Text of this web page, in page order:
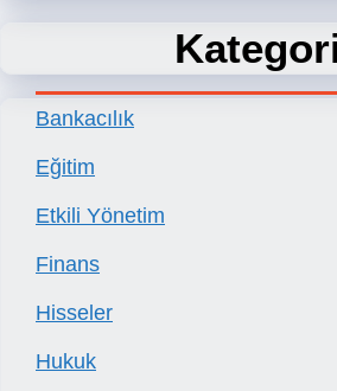
Bankacılık
Eğitim
Etkili Yönetim
Finans
Hisseler
Hukuk